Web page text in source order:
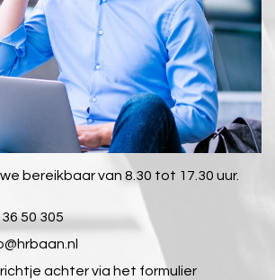
bereikbaar van 8.30 tot 17.30 uur.
50 305
achter via het formulier